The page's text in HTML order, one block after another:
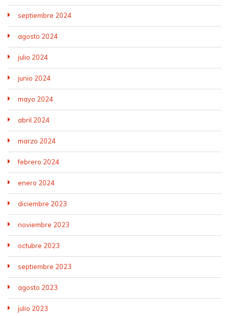
septiembre 2024
agosto 2024
julio 2024
junio 2024
mayo 2024
abril 2024
marzo 2024
febrero 2024
enero 2024
diciembre 2023
noviembre 2023
octubre 2023
septiembre 2023
agosto 2023
julio 2023